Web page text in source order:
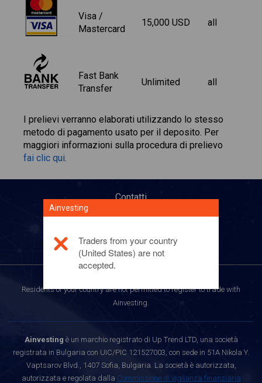
Visa /
Mastercard
15,000 USD all
Fast Bank
Transfer
Unlimited all
I prelievi verranno elaborati utilizzando lo stesso
metodo di pagamento usato per il deposito. Per
maggiori informazioni sulla procedura di prelievo
fai clic qui.
Contatti
Telefono:+359(2)4928497
Residents of your country are not permitted to register to trade with
Ainvesting.
Ainvesting è un marchio registrato di Up Trend LTD, una società
registrata in Bulgaria con UIC/PIC 121527003, con sede in 51A Nikola Y.
Vaptsarov Blvd., 1407 Sofia, Bulgaria. La società è autorizzata,
autorizzata e regolata dalla Commissione di vigilanza finanziaria
Ainvesting
Traders from your country
(United States) are not
accepted.